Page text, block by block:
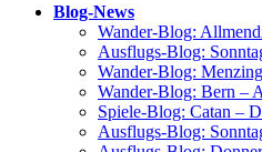
Blog-News
Wan­der-Blog:
Aus­flugs-Blog:
Wan­der-Blog:
Wan­der-Blog: Bern –
Spie­le-Blog: Catan –
Aus­flugs-Blog: